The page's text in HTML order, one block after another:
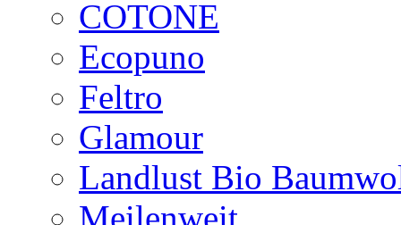
COTONE
Ecopuno
Feltro
Glamour
Landlust Bio
Meilenweit